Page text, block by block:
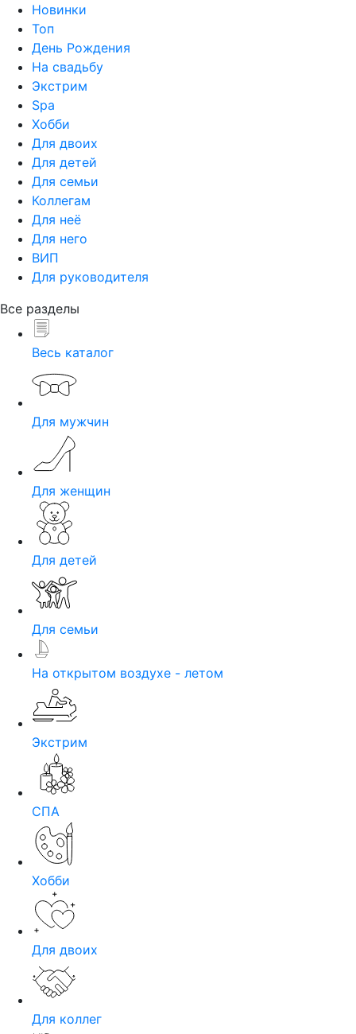
Новинки
Топ
День Рождения
На свадьбу
Экстрим
Spa
Хобби
Для двоих
Для детей
Для семьи
Коллегам
Для неё
Для него
ВИП
Для руководителя
Все разделы
Весь каталог
Для мужчин
Для женщин
Для детей
Для семьи
На открытом воздухе - летом
Экстрим
СПА
Хобби
Для двоих
Для коллег